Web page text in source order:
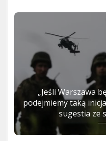
„Jeśli Warszawa
podejmiemy taką
sugestia ze